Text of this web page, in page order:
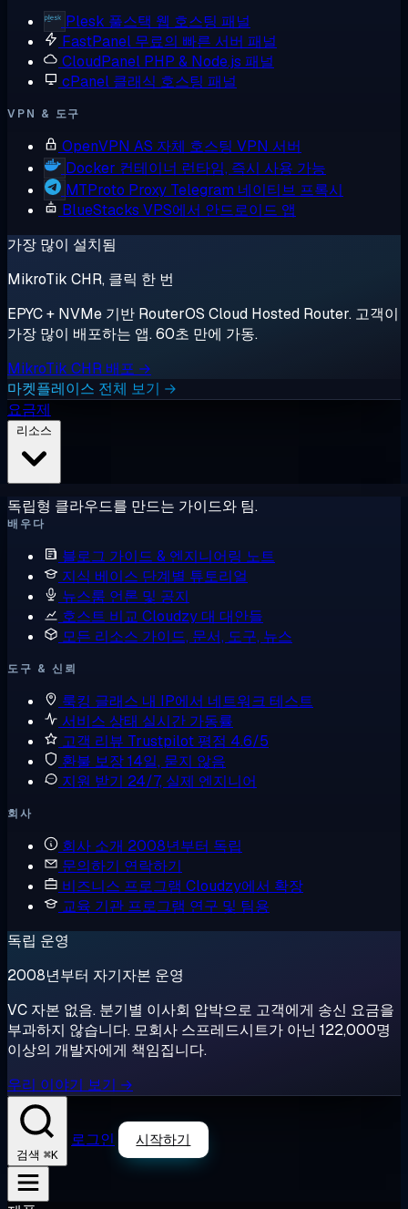
Plesk 풀스택 웹 호스팅 패널
FastPanel 무료의 빠른 서버 패널
CloudPanel PHP & Node.js 패널
cPanel 클래식 호스팅 패널
VPN & 도구
OpenVPN AS 자체 호스팅 VPN 서버
Docker 컨테이너 런타임, 즉시 사용 가능
MTProto Proxy Telegram 네이티브 프록시
BlueStacks VPS에서 안드로이드 앱
가장 많이 설치됨
MikroTik CHR, 클릭 한 번
EPYC + NVMe 기반 RouterOS Cloud Hosted Router. 고객이
가장 많이 배포하는 앱. 60초 만에 가동.
MikroTik CHR 배포 →
마켓플레이스 전체 보기 →
요금제
독립형 클라우드를 만드는 가이드와 팀.
배우다
블로그 가이드 & 엔지니어링 노트
지식 베이스 단계별 튜토리얼
뉴스룸 언론 및 공지
호스트 비교 Cloudzy 대 대안들
모든 리소스 가이드, 문서, 도구, 뉴스
도구 & 신뢰
룩킹 글래스 내 IP에서 네트워크 테스트
서비스 상태 실시간 가동률
고객 리뷰 Trustpilot 평점 4.6/5
환불 보장14일, 묻지 않음
지원 받기 24/7, 실제 엔지니어
회사
회사 소개 2008년부터 독립
문의하기 연락하기
비즈니스 프로그램 Cloudzy에서 확장
교육 기관 프로그램 연구 및 팀용
독립 운영
2008년부터 자기자본 운영
VC 자본 없음. 분기별 이사회 압박으로 고객에게 송신 요금을
부과하지 않습니다. 모회사 스프레드시트가 아닌 122,000명
이상의 개발자에게 책임집니다.
우리 이야기 보기 →
검색 ⌘K
로그인 시작하기